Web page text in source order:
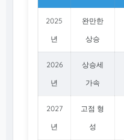
2025
년
완만한
상승
2026
년
상승세
가속
2027
년
고점 형
성